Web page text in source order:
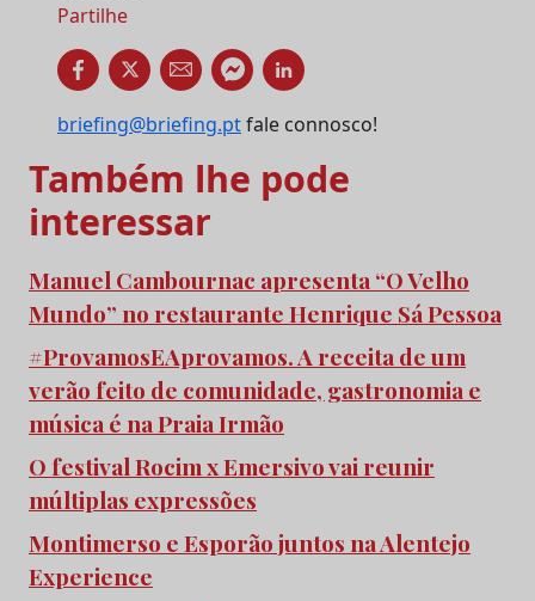
Partilhe
briefing@briefing.ptfale connosco!
Também lhe pode
interessar
Manuel Cambournac apresenta “O Velho
Mundo” no restaurante Henrique Sá Pessoa
#ProvamosEAprovamos. A receita de um
verão feito de comunidade, gastronomia e
música é na Praia Irmão
O festival Rocim x Emersivo vai reunir
múltiplas expressões
Montimerso e Esporão juntos na Alentejo
Experience